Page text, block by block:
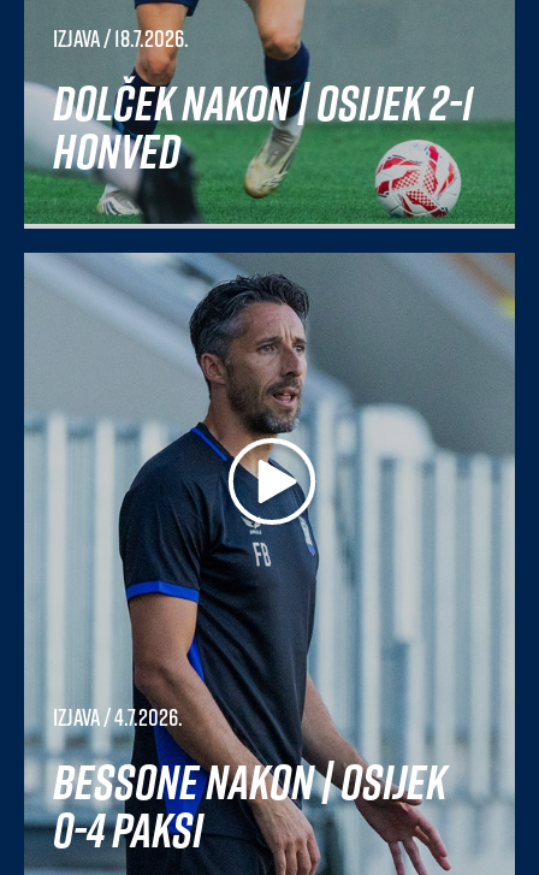
Izjava/ 18.7.2026.
Dolček nakon | Osijek 2-1
Honved
Izjava/ 4.7.2026.
Bessone nakon | Osijek
0-4 Paksi